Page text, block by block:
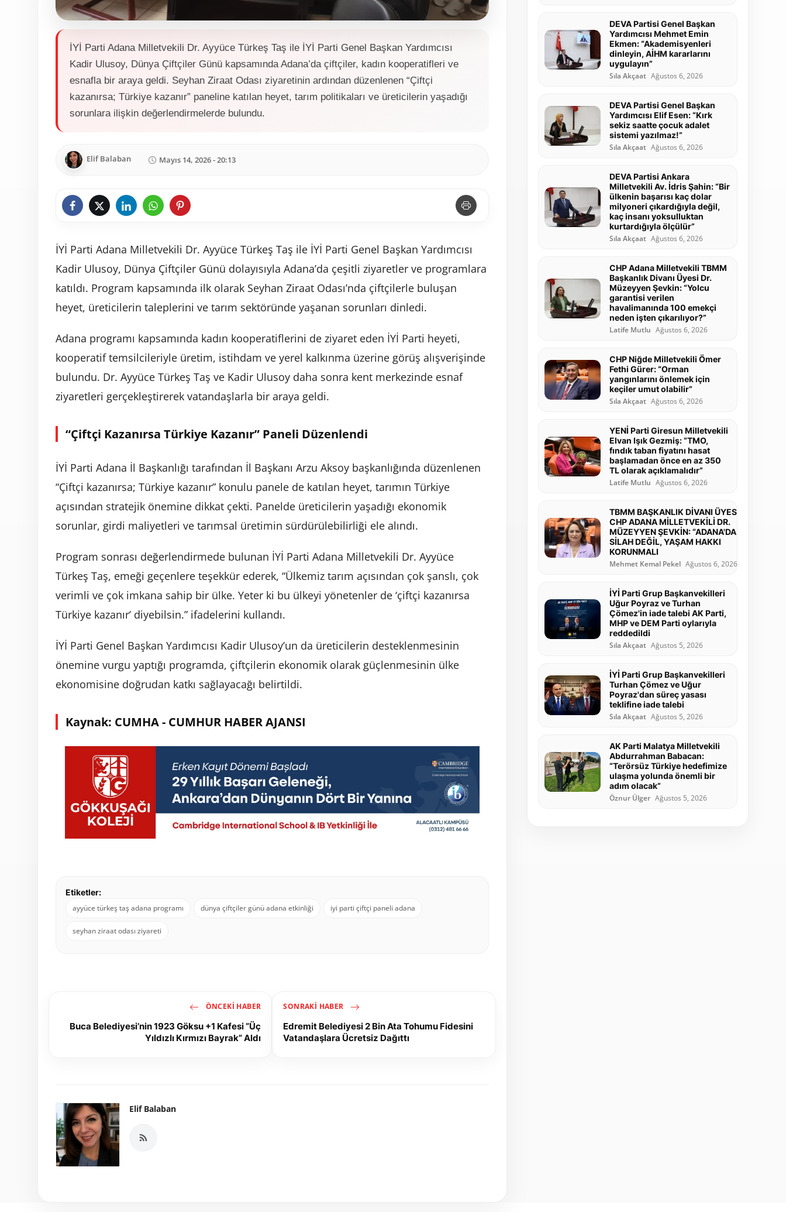
İYİ Parti Adana Milletvekili Dr. Ayyüce Türkeş Taş ile İYİ Parti Genel Başkan Yardımcısı
Kadir Ulusoy, Dünya Çiftçiler Günü kapsamında Adana’da çiftçiler, kadın kooperatifleri ve
esnafla bir araya geldi. Seyhan Ziraat Odası ziyaretinin ardından düzenlenen “Çiftçi
kazanırsa; Türkiye kazanır” paneline katılan heyet, tarım politikaları ve üreticilerin yaşadığı
sorunlara ilişkin değerlendirmelerde bulundu.
Elif Balaban Mayıs 14, 2026 - 20:13
İYİ Parti Adana Milletvekili Dr. Ayyüce Türkeş Taş ile İYİ Parti Genel Başkan Yardımcısı
Kadir Ulusoy, Dünya Çiftçiler Günü dolayısıyla Adana’da çeşitli ziyaretler ve programlara
katıldı. Program kapsamında ilk olarak Seyhan Ziraat Odası’nda çiftçilerle buluşan
heyet, üreticilerin taleplerini ve tarım sektöründe yaşanan sorunları dinledi.
Adana programı kapsamında kadın kooperatiflerini de ziyaret eden İYİ Parti heyeti,
kooperatif temsilcileriyle üretim, istihdam ve yerel kalkınma üzerine görüş alışverişinde
bulundu. Dr. Ayyüce Türkeş Taş ve Kadir Ulusoy daha sonra kent merkezinde esnaf
ziyaretleri gerçekleştirerek vatandaşlarla bir araya geldi.
“Çiftçi Kazanırsa Türkiye Kazanır” Paneli Düzenlendi
İYİ Parti Adana İl Başkanlığı tarafından İl Başkanı Arzu Aksoy başkanlığında düzenlenen
“Çiftçi kazanırsa; Türkiye kazanır” konulu panele de katılan heyet, tarımın Türkiye
açısından stratejik önemine dikkat çekti. Panelde üreticilerin yaşadığı ekonomik
sorunlar, girdi maliyetleri ve tarımsal üretimin sürdürülebilirliği ele alındı.
Program sonrası değerlendirmede bulunan İYİ Parti Adana Milletvekili Dr. Ayyüce
Türkeş Taş, emeği geçenlere teşekkür ederek, “Ülkemiz tarım açısından çok şanslı, çok
verimli ve çok imkana sahip bir ülke. Yeter ki bu ülkeyi yönetenler de ‘çiftçi kazanırsa
Türkiye kazanır’ diyebilsin.” ifadelerini kullandı.
İYİ Parti Genel Başkan Yardımcısı Kadir Ulusoy’un da üreticilerin desteklenmesinin
önemine vurgu yaptığı programda, çiftçilerin ekonomik olarak güçlenmesinin ülke
ekonomisine doğrudan katkı sağlayacağı belirtildi.
Kaynak: CUMHA - CUMHUR HABER AJANSI
Etiketler:
ayyüce türkeş taş adana programı
dünya çiftçiler günü adana etkinliği iyi parti çiftçi paneli adana
seyhan ziraat odası ziyareti
ÖNCEKI HABER
Buca Belediyesi’nin 1923 Göksu +1 Kafesi “Üç
Yıldızlı Kırmızı Bayrak” Aldı
SONRAKI HABER
Edremit Belediyesi 2 Bin Ata Tohumu Fidesini
Vatandaşlara Ücretsiz Dağıttı
Elif Balaban
DEVA Partisi Genel Başkan
Yardımcısı Mehmet Emin
Ekmen: “Akademisyenleri
dinleyin, AİHM kararlarını
uygulayın”
Sıla Akçaat Ağustos 6, 2026
DEVA Partisi Genel Başkan
Yardımcısı Elif Esen: “Kırk
sekiz saatte çocuk adalet
sistemi yazılmaz!”
Sıla Akçaat Ağustos 6, 2026
DEVA Partisi Ankara
Milletvekili Av. İdris Şahin: “Bir
ülkenin başarısı kaç dolar
milyoneri çıkardığıyla değil,
kaç insanı yoksulluktan
kurtardığıyla ölçülür”
Sıla Akçaat Ağustos 6, 2026
CHP Adana Milletvekili TBMM
Başkanlık Divanı Üyesi Dr.
Müzeyyen Şevkin: “Yolcu
garantisi verilen
havalimanında 100 emekçi
neden işten çıkarılıyor?”
Latife Mutlu Ağustos 6, 2026
CHP Niğde Milletvekili Ömer
Fethi Gürer: “Orman
yangınlarını önlemek için
keçiler umut olabilir”
Sıla Akçaat Ağustos 6, 2026
YENİ Parti Giresun Milletvekili
Elvan Işık Gezmiş: “TMO,
fındık taban fiyatını hasat
başlamadan önce en az 350
TL olarak açıklamalıdır”
Latife Mutlu Ağustos 6, 2026
TBMM BAŞKANLIK DİVANI ÜYESİ
CHP ADANA MİLLETVEKİLİ DR.
MÜZEYYEN ŞEVKİN: “ADANA'DA
SİLAH DEĞİL, YAŞAM HAKKI
KORUNMALI
Mehmet Kemal Pekel Ağustos 6, 2026
İYİ Parti Grup Başkanvekilleri
Uğur Poyraz ve Turhan
Çömez'in iade talebi AK Parti,
MHP ve DEM Parti oylarıyla
reddedildi
Sıla Akçaat Ağustos 5, 2026
İYİ Parti Grup Başkanvekilleri
Turhan Çömez ve Uğur
Poyraz'dan süreç yasası
teklifine iade talebi
Sıla Akçaat Ağustos 5, 2026
AK Parti Malatya Milletvekili
Abdurrahman Babacan:
“Terörsüz Türkiye hedefimize
ulaşma yolunda önemli bir
adım olacak”
Öznur Ülger Ağustos 5, 2026